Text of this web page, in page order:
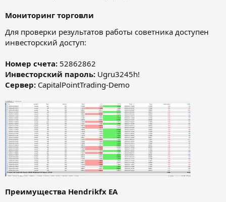
Мониторинг торговли
Для проверки результатов работы советника доступен
инвесторский доступ:
Номер счета: 52862862
Инвесторский пароль: Ugru3245h!
Сервер: CapitalPointTrading-Demo
Преимущества Hendrikfx EA